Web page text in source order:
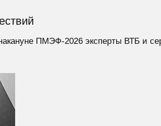
ПМЭФ-2026 эксперты ВТБ и